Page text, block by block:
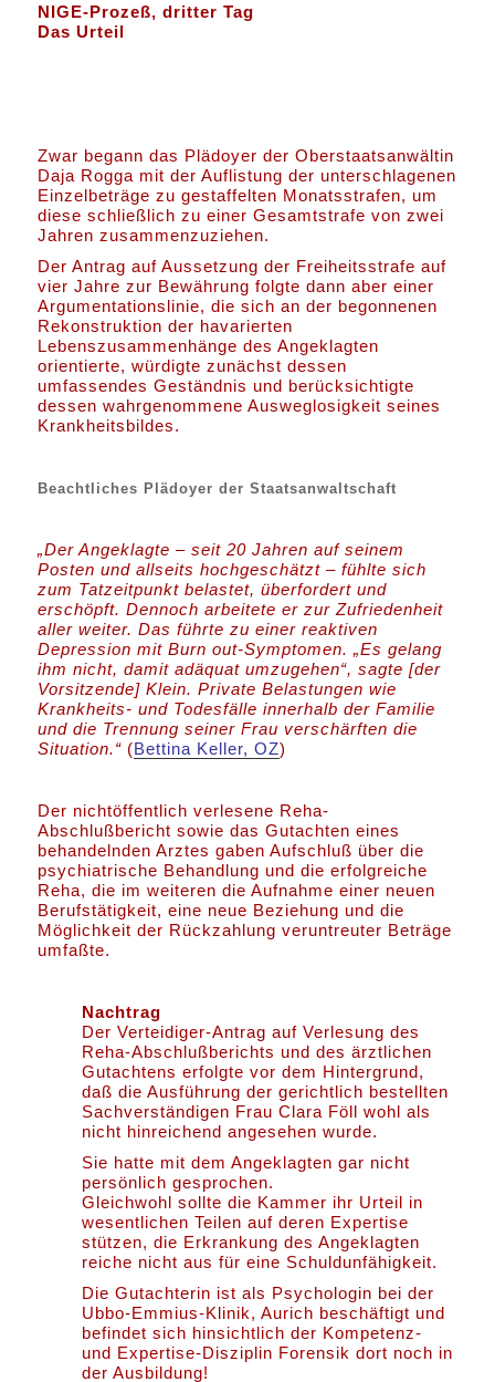
NIGE-Prozeß, dritter Tag
Das Urteil
Zwar begann das Plädoyer der Oberstaatsanwältin
Daja Rogga mit der Auflistung der unterschlagenen
Einzelbeträge zu gestaffelten Monatsstrafen, um
diese schließlich zu einer Gesamtstrafe von zwei
Jahren zusammenzuziehen.
Der Antrag auf Aussetzung der Freiheitsstrafe auf
vier Jahre zur Bewährung folgte dann aber einer
Argumentationslinie, die sich an der begonnenen
Rekonstruktion der havarierten
Lebenszusammenhänge des Angeklagten
orientierte, würdigte zunächst dessen
umfassendes Geständnis und berücksichtigte
dessen wahrgenommene Ausweglosigkeit seines
Krankheitsbildes.
Beachtliches Plädoyer der Staatsanwaltschaft
„Der Angeklagte – seit 20 Jahren auf seinem
Posten und allseits hochgeschätzt – fühlte sich
zum Tatzeitpunkt belastet, überfordert und
erschöpft. Dennoch arbeitete er zur Zufriedenheit
aller weiter. Das führte zu einer reaktiven
Depression mit Burn out-Symptomen. „Es gelang
ihm nicht, damit adäquat umzugehen“, sagte [der
Vorsitzende] Klein. Private Belastungen wie
Krankheits- und Todesfälle innerhalb der Familie
und die Trennung seiner Frau verschärften die
Situation.“ (Bettina Keller, OZ)
Der nichtöffentlich verlesene Reha-
Abschlußbericht sowie das Gutachten eines
behandelnden Arztes gaben Aufschluß über die
psychiatrische Behandlung und die erfolgreiche
Reha, die im weiteren die Aufnahme einer neuen
Berufstätigkeit, eine neue Beziehung und die
Möglichkeit der Rückzahlung veruntreuter Beträge
umfaßte.
Nachtrag
Der Verteidiger-Antrag auf Verlesung des
Reha-Abschlußberichts und des ärztlichen
Gutachtens erfolgte vor dem Hintergrund,
daß die Ausführung der gerichtlich bestellten
Sachverständigen Frau Clara Föll wohl als
nicht hinreichend angesehen wurde.
Sie hatte mit dem Angeklagten gar nicht
persönlich gesprochen.
Gleichwohl sollte die Kammer ihr Urteil in
wesentlichen Teilen auf deren Expertise
stützen, die Erkrankung des Angeklagten
reiche nicht aus für eine Schuldunfähigkeit.
Die Gutachterin ist als Psychologin bei der
Ubbo-Emmius-Klinik, Aurich beschäftigt und
befindet sich hinsichtlich der Kompetenz-
und Expertise-Disziplin Forensik dort noch in
der Ausbildung!